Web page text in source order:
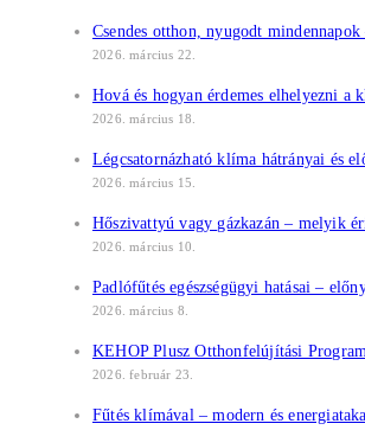
Csendes otthon, nyugodt
2026. március 22.
Hová és hogyan érdemes elhelyezni a
2026. március 18.
Légcsatornázható klíma hátrányai és
2026. március 15.
Hőszivattyú vagy gázkazán – melyik
2026. március 10.
Padlófűtés egészségügyi hatásai –
2026. március 8.
KEHOP Plusz Otthonfelújítási
2026. február 23.
Fűtés klímával – modern és